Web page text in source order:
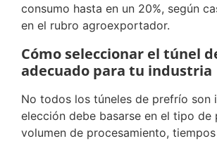
consumo hasta en un 20%, según
en el rubro agroexportador.
Cómo seleccionar el túnel
adecuado para tu industria
No todos los túneles de prefrío son
elección debe basarse en el tipo de
volumen de procesamiento,